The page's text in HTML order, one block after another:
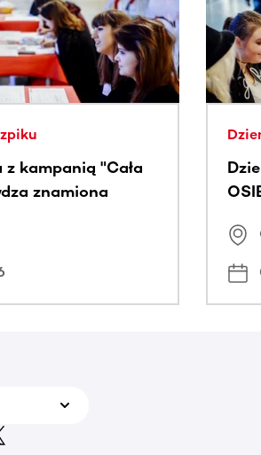
kampanią "Cała
znamiona